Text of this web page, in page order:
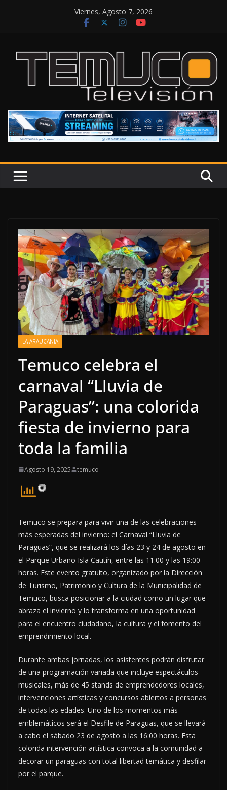
Viernes, Agosto 7, 2026
LA ARAUCANIA
Temuco celebra el
carnaval “Lluvia de
Paraguas”: una colorida
fiesta de invierno para
toda la familia
Agosto 19, 2025 temuco
Temuco se prepara para vivir una de las celebraciones
más esperadas del invierno: el Carnaval “Lluvia de
Paraguas”, que se realizará los días 23 y 24 de agosto en
el Parque Urbano Isla Cautín, entre las 11:00 y las 19:00
horas. Este evento gratuito, organizado por la Dirección
de Turismo, Patrimonio y Cultura de la Municipalidad de
Temuco, busca posicionar a la ciudad como un lugar que
abraza el invierno y lo transforma en una oportunidad
para el encuentro ciudadano, la cultura y el fomento del
emprendimiento local.
Durante ambas jornadas, los asistentes podrán disfrutar
de una programación variada que incluye espectáculos
musicales, más de 45 stands de emprendedores locales,
intervenciones artísticas y concursos abiertos a personas
de todas las edades. Uno de los momentos más
emblemáticos será el Desfile de Paraguas, que se llevará
a cabo el sábado 23 de agosto a las 16:00 horas. Esta
colorida intervención artística convoca a la comunidad a
decorar un paraguas con total libertad temática y desfilar
por el parque.